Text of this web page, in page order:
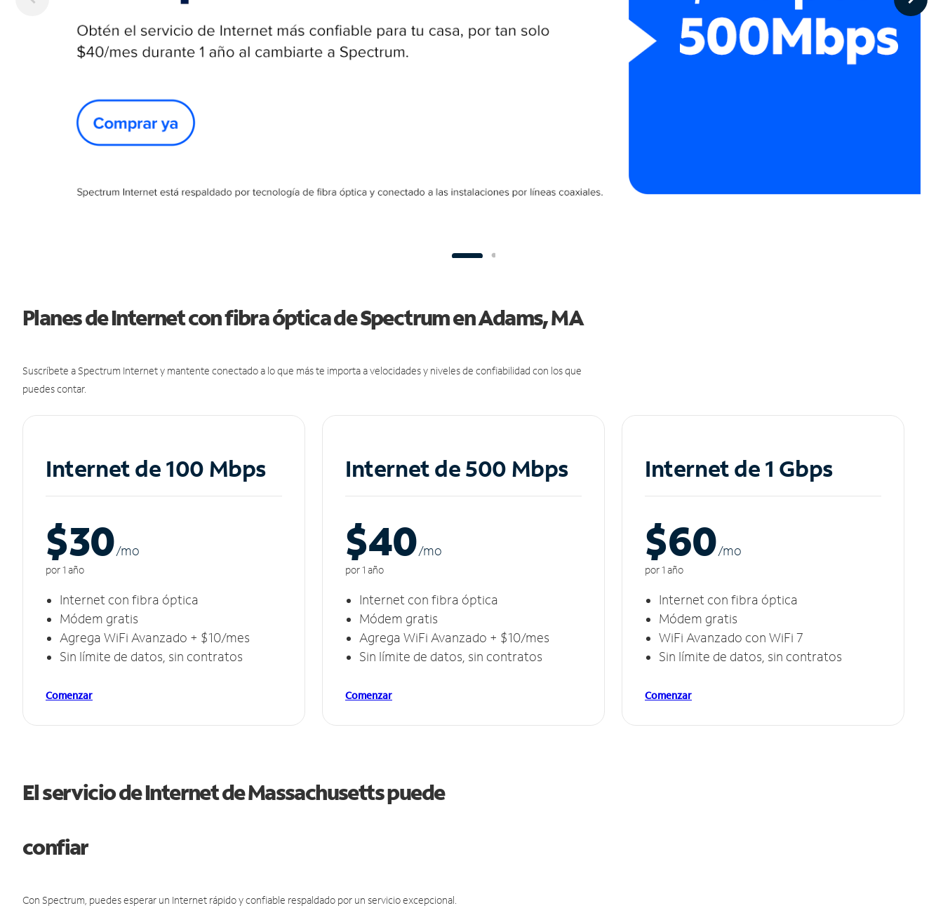
Planes de Internet con fibra óptica de Spectrum en Adams, MA
Suscríbete a Spectrum Internet y mantente conectado a lo que más te importa a velocidades y niveles de confiabilidad con los que
puedes contar.
Internet de 100 Mbps
$30/mo
por 1 año
Internet con fibra óptica
Módem gratis
Agrega WiFi Avanzado + $10/mes
Sin límite de datos, sin contratos
Comenzar
Internet de 500 Mbps
$40/mo
por 1 año
Internet con fibra óptica
Módem gratis
Agrega WiFi Avanzado + $10/mes
Sin límite de datos, sin contratos
Comenzar
Internet de 1 Gbps
$60/mo
por 1 año
Internet con fibra óptica
Módem gratis
WiFi Avanzado con WiFi 7
Sin límite de datos, sin contratos
Comenzar
El servicio de Internet de Massachusetts puede
confiar
Con Spectrum, puedes esperar un Internet rápido y confiable respaldado por un servicio excepcional.